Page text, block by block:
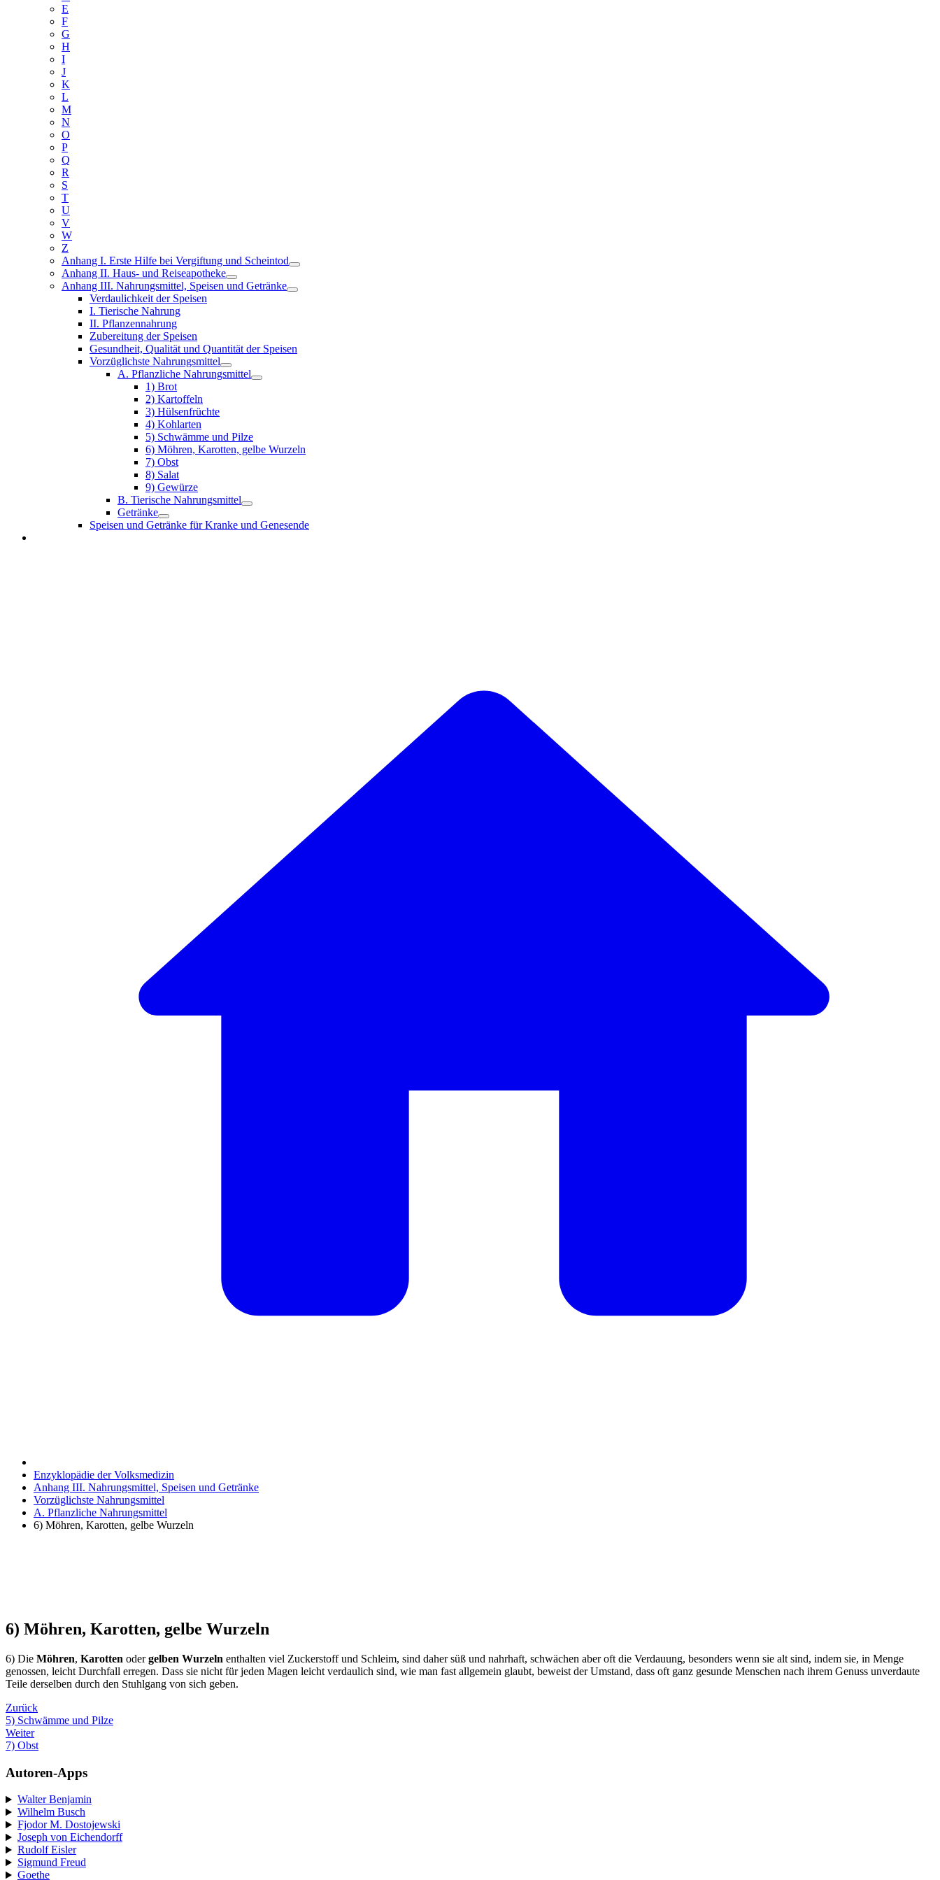
E
F
G
H
I
J
K
L
M
N
O
P
Q
R
S
T
U
V
W
Z
Anhang I. Erste Hilfe bei Vergiftung und Scheintod
Anhang II. Haus- und Reiseapotheke
Anhang III. Nahrungsmittel, Speisen und Getränke
Verdaulichkeit der Speisen
I. Tierische Nahrung
II. Pflanzennahrung
Zubereitung der Speisen
Gesundheit, Qualität und Quantität der Speisen
Vorzüglichste Nahrungsmittel
A. Pflanzliche Nahrungsmittel
1) Brot
2) Kartoffeln
3) Hülsenfrüchte
4) Kohlarten
5) Schwämme und Pilze
6) Möhren, Karotten, gelbe Wurzeln
7) Obst
8) Salat
9) Gewürze
B. Tierische Nahrungsmittel
Getränke
Speisen und Getränke für Kranke und Genesende
Enzyklopädie der Volksmedizin
Anhang III. Nahrungsmittel, Speisen und Getränke
Vorzüglichste Nahrungsmittel
A. Pflanzliche Nahrungsmittel
6) Möhren, Karotten, gelbe Wurzeln
6) Möhren, Karotten, gelbe Wurzeln
6) Die Möhren, Karotten odergelben Wurzeln enthalten viel Zuckerstoff und Schleim, sind daher süß und nahrhaft, schwächen aber oft die Verdauung, besonders wenn sie alt sind, indem sie, in Menge
genossen, leicht Durchfall erregen. Dass sie nicht für jeden Magen leicht verdaulich sind, wie man fast allgemein glaubt, beweist der Umstand, dass oft ganz gesunde Menschen nach ihrem Genuss unverdaute
Teile derselben durch den Stuhlgang von sich geben.
Zurück
5) Schwämme und Pilze
Weiter
7) Obst
Autoren-Apps
Walter Benjamin
Wilhelm Busch
Fjodor M. Dostojewski
Joseph von Eichendorff
Rudolf Eisler
Sigmund Freud
Goethe